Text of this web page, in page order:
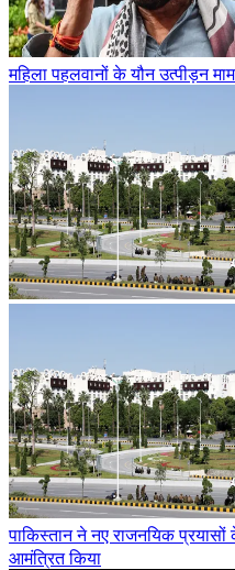
महिला पहलवानों के यौन उत्पीड़न
पाकिस्तान ने नए राजनयिक प्रयासों के
आमंत्रित किया